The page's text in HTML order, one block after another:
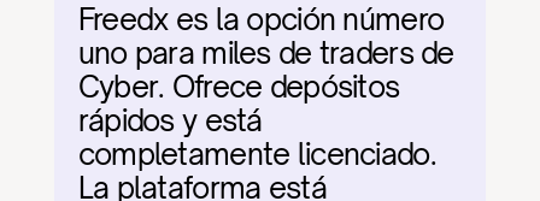
Freedx es la opción número
uno para miles de traders de
Cyber. Ofrece depósitos
rápidos y está
completamente licenciado.
La plataforma está